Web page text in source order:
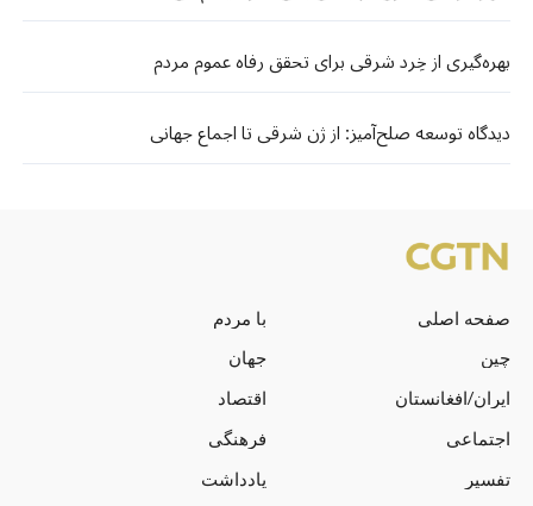
بهره‌گیری از خِرد شرقی برای تحقق رفاه عموم مردم
دیدگاه توسعه صلح‌آمیز: از ژن شرقی تا اجماع جهانی
صفحه اصلی
با مردم
چین
جهان
ایران/افغانستان
اقتصاد
اجتماعی
فرهنگی
تفسیر
یادداشت